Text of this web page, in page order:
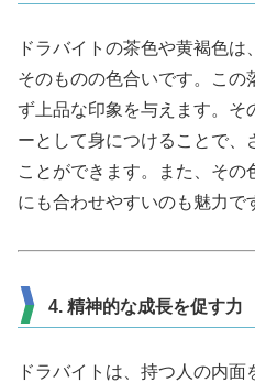
ドラバイトの茶色や黄褐色
そのものの色合いです。こ
ず上品な印象を与えます。そ
ーとして身につけることで、
ことができます。また、そ
にも合わせやすいのも魅力で
4. 精神的な成長を促す力
ドラバイトは、持つ人の内